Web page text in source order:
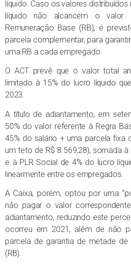
líquido. Caso os valores
líquido não alcancem o valor
Remuneração Base (RB), é
parcela complementar, para
uma RB a cada empregado.
O ACT prevê que o valor total
limitado à 15% do lucro líquido
2023.
A título de adiantamento, em
50% do valor referente à Regra
45% do salário + uma parcela fixa
um teto de R$ 8.569,28), somada
e à PLR Social de 4% do lucro
linearmente entre os empregados.
A Caixa, porém, optou por uma
não pagar o valor
adiantamento, reduzindo este
ocorreu em 2021, além de não
parcela de garantia de metade de
(RB).